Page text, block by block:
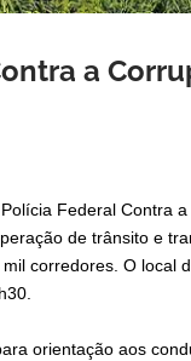
a
Federal Contra
de trânsito e
corredores. O local
orientação aos